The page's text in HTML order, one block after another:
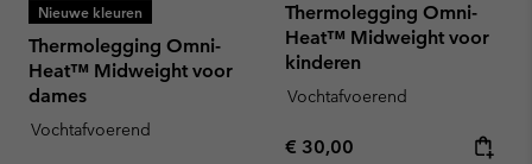
Nieuwe kleuren
Thermolegging Omni-
Heat™ Midweight voor
dames
Vochtafvoerend
Thermolegging Omni-
Heat™ Midweight voor
kinderen
Vochtafvoerend
Regular price:
€ 30,00